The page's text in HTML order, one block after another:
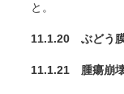
と。
11.1.20 ぶどう
11.1.21 腫瘍崩